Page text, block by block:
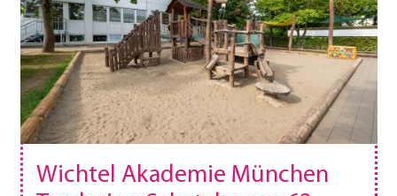
Wichtel Akademie München